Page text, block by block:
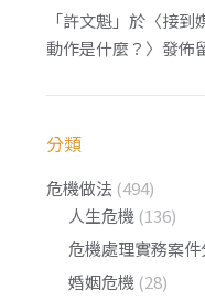
「許文魁」於〈接到
動作是什麼？ 〉發佈
分類
危機做法 (494)
人生危機 (136)
危機處理實務案
婚姻危機 (28)